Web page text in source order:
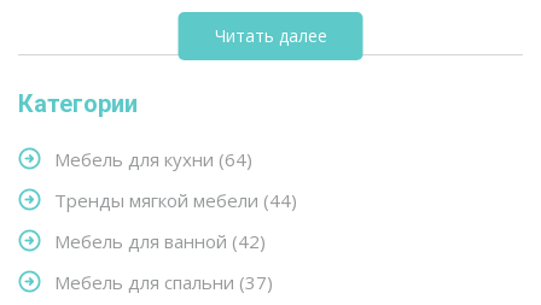
воспалённой кожей и научные факты, на которые стоит
обратить внимание, чтобы не усугубить ситуацию.
Читать далее
Категории
Мебель для кухни (64)
Тренды мягкой мебели (44)
Мебель для ванной (42)
Мебель для спальни (37)